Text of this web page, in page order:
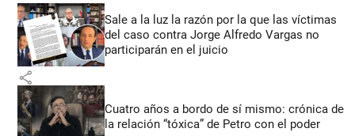
Sale a la luz la razón por la que las víctimas
del caso contra Jorge Alfredo Vargas no
participarán en el juicio
share
Cuatro años a bordo de sí mismo: crónica de
la relación “tóxica” de Petro con el poder